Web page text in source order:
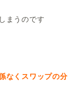
まうのです
なくスワップの分